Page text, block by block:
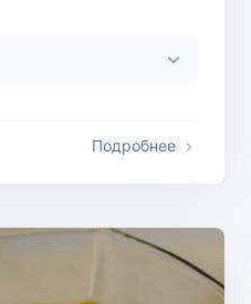
Подробнее